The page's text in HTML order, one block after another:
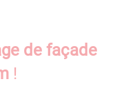
de façade
!